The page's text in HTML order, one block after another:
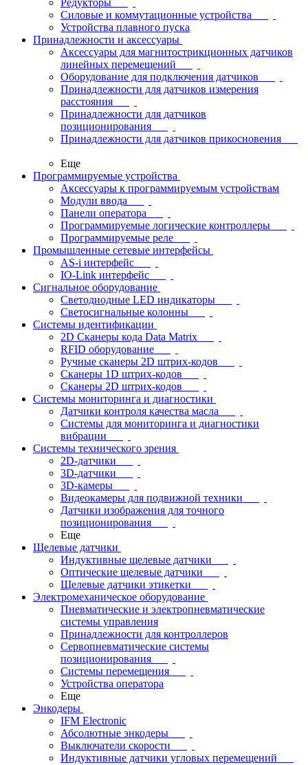
Редукторы
Силовые и коммутационные устройства
Устройства плавного пуска
Принадлежности и аксессуары
Аксессуары для магнитострикционных датчиков
линейных перемещений
Оборудование для подключения датчиков
Принадлежности для датчиков измерения
расстояния
Принадлежности для датчиков
позиционирования
Принадлежности для датчиков прикосновения
Еще
Программируемые устройства
Аксессуары к программируемым устройствам
Модули ввода
Панели оператора
Программируемые логические контроллеры
Программируемые реле
Промышленные сетевые интерфейсы
AS-i интерфейс
IO-Link интерфейс
Сигнальное оборудование
Светодиодные LED индикаторы
Светосигнальные колонны
Системы идентификации
2D Сканеры кода Data Matrix
RFID оборудование
Ручные сканеры 2D штрих-кодов
Сканеры 1D штрих-кодов
Сканеры 2D штрих-кодов
Системы мониторинга и диагностики
Датчики контроля качества масла
Системы для мониторинга и диагностики
вибрации
Системы технического зрения
2D-датчики
3D-датчики
3D-камеры
Видеокамеры для подвижной техники
Датчики изображения для точного
позиционирования
Еще
Щелевые датчики
Индуктивные щелевые датчики
Оптические щелевые датчики
Щелевые датчики этикетки
Электромеханическое оборудование
Пневматические и электропневматические
системы управления
Принадлежности для контроллеров
Сервопневматические системы
позиционирования
Системы перемещения
Устройства оператора
Еще
Энкодеры
IFM Electronic
Абсолютные энкодеры
Выключатели скорости
Индуктивные датчики угловых перемещений